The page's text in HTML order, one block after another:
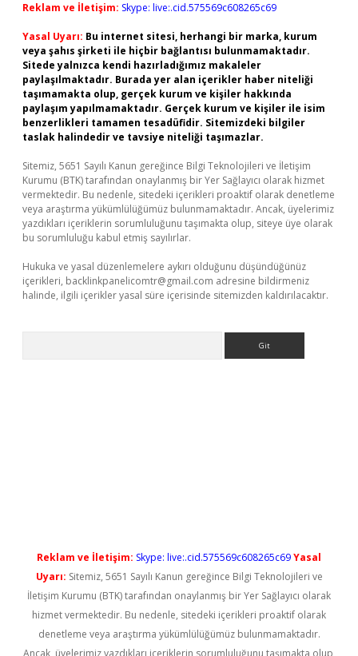
Reklam ve İletişim: Skype: live:.cid.575569c608265c69
Yasal Uyarı: Bu internet sitesi, herhangi bir marka, kurum
veya şahıs şirketi ile hiçbir bağlantısı bulunmamaktadır.
Sitede yalnızca kendi hazırladığımız makaleler
paylaşılmaktadır. Burada yer alan içerikler haber niteliği
taşımamakta olup, gerçek kurum ve kişiler hakkında
paylaşım yapılmamaktadır. Gerçek kurum ve kişiler ile isim
benzerlikleri tamamen tesadüfidir. Sitemizdeki bilgiler
taslak halindedir ve tavsiye niteliği taşımazlar.
Sitemiz, 5651 Sayılı Kanun gereğince Bilgi Teknolojileri ve İletişim
Kurumu (BTK) tarafından onaylanmış bir Yer Sağlayıcı olarak hizmet
vermektedir. Bu nedenle, sitedeki içerikleri proaktif olarak denetleme
veya araştırma yükümlülüğümüz bulunmamaktadır. Ancak, üyelerimiz
yazdıkları içeriklerin sorumluluğunu taşımakta olup, siteye üye olarak
bu sorumluluğu kabul etmiş sayılırlar.
Hukuka ve yasal düzenlemelere aykırı olduğunu düşündüğünüz
içerikleri, backlinkpanelicomtr@gmail.com adresine bildirmeniz
halinde, ilgili içerikler yasal süre içerisinde sitemizden kaldırılacaktır.
Reklam ve İletişim: Skype: live:.cid.575569c608265c69Yasal
Uyarı: Sitemiz, 5651 Sayılı Kanun gereğince Bilgi Teknolojileri ve
İletişim Kurumu (BTK) tarafından onaylanmış bir Yer Sağlayıcı olarak
hizmet vermektedir. Bu nedenle, sitedeki içerikleri proaktif olarak
denetleme veya araştırma yükümlülüğümüz bulunmamaktadır.
Ancak, üyelerimiz yazdıkları içeriklerin sorumluluğunu taşımakta olup,